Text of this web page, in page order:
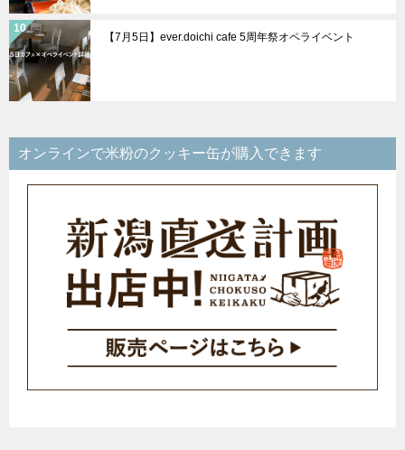
【7月5日】ever.doichi cafe 5周年祭オペライベント
オンラインで米粉のクッキー缶が購入できます